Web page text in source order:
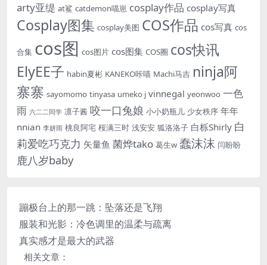
arty亚缇 at鲨 catdemon喵崽 cosplay作品 cosplay写真
Cosplay图集 cosplay美图 COS作品 cos写真 cos
合集 cos图 cos图片 cos图集 COS圈 cos快讯
ElyEE子 habin夏彬 KANEKO咔喵 Machi马吉 ninja阿
寨寨 sayomomo tinyasa umeko j vinnegal yeonwoo 一色
雨 六二二同学 凛子酱 咬一口兔娘 小小奶瓶儿 少女秩序 年年
nnian 李妍雨 桃良阿宅 桜满三时 浅安安 狐洛洛子 白栎Shirly 白
莉爱吃巧克力 矢量鱼 菌烨tako 葛生w 蠢沫沫 闫盼盼
鹿八岁baby
蹦极台上的那一跳：坠落还是飞翔
服装和光影：冷色调里的温柔与疏离
真实感才是最大的武器
相关文章：